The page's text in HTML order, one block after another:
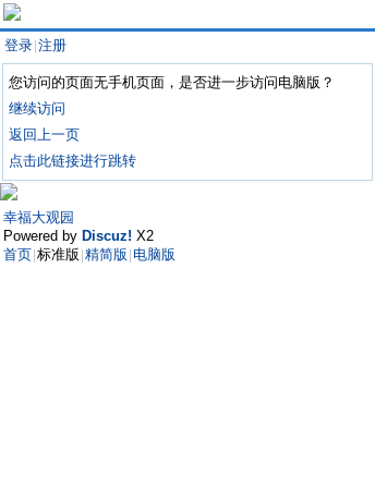
登录 注册
您访问的页面无手机页面，是否进一步访问电脑版？
继续访问
返回上一页
点击此链接进行跳转
幸福大观园
Powered by Discuz! X2
首页 标准版 精简版 电脑版